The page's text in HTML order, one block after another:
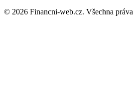
© 2026 Financni-web.cz. Všechna práva